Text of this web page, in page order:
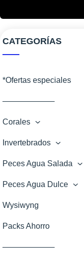
CATEGORÍAS
*Ofertas especiales
——————–
Corales
Corales Blandos
LPS
SPS
Zoanthus
Invertebrados
Anemonas
Cangrejos
Caracoles
Erizos
Estrellas
Peces Agua Salada
Ángeles
Apogones
Ballesta
Basslets Bandera
Peces Agua Dulce
Invertebrados
Otros Agua Dulce
Peces de Agua
Wysiwyng
Packs Ahorro
——————–